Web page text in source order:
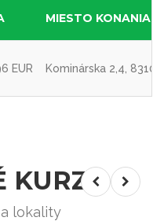
MIESTO KONANIA
EUR Kominárska 2,4,
KURZY
lokality